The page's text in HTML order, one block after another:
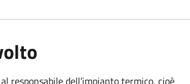
responsabile dell’impianto termico, cioè